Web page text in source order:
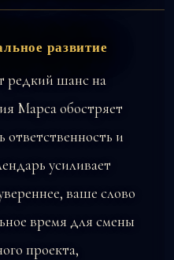
развитие
редкий шанс на
Марса обостряет
ответственность и
усиливает
ваше слово
время для смены
проекта,